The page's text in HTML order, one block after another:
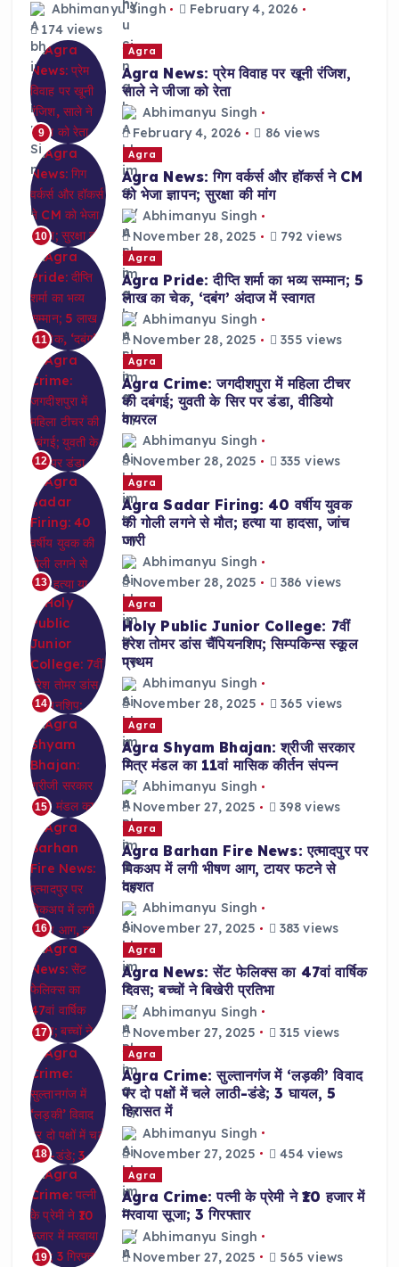
Abhimanyu Singh
February 4, 2026
174 views
9
Agra
Agra News: प्रेम विवाह पर खूनी रंजिश,
साले ने जीजा को रेता
Abhimanyu Singh
February 4, 2026
86 views
10
Agra
Agra News: गिग वर्कर्स और हॉकर्स ने CM
को भेजा ज्ञापन; सुरक्षा की मांग
Abhimanyu Singh
November 28, 2025
792 views
11
Agra
Agra Pride: दीप्ति शर्मा का भव्य सम्मान; 5
लाख का चेक, ‘दबंग’ अंदाज में स्वागत
Abhimanyu Singh
November 28, 2025
355 views
12
Agra
Agra Crime: जगदीशपुरा में महिला टीचर
की दबंगई; युवती के सिर पर डंडा, वीडियो
वायरल
Abhimanyu Singh
November 28, 2025
335 views
13
Agra
Agra Sadar Firing: 40 वर्षीय युवक
की गोली लगने से मौत; हत्या या हादसा, जांच
जारी
Abhimanyu Singh
November 28, 2025
386 views
14
Agra
Holy Public Junior College: 7वीं
हरेश तोमर डांस चैंपियनशिप; सिम्पकिन्स स्कूल
प्रथम
Abhimanyu Singh
November 28, 2025
365 views
15
Agra
Agra Shyam Bhajan: श्रीजी सरकार
मित्र मंडल का 11वां मासिक कीर्तन संपन्न
Abhimanyu Singh
November 27, 2025
398 views
16
Agra
Agra Barhan Fire News: एत्मादपुर पर
पिकअप में लगी भीषण आग, टायर फटने से
दहशत
Abhimanyu Singh
November 27, 2025
383 views
17
Agra
Agra News: सेंट फेलिक्स का 47वां वार्षिक
दिवस; बच्चों ने बिखेरी प्रतिभा
Abhimanyu Singh
November 27, 2025
315 views
18
Agra
Agra Crime: सुल्तानगंज में ‘लड़की’ विवाद
पर दो पक्षों में चले लाठी-डंडे; 3 घायल, 5
हिरासत में
Abhimanyu Singh
November 27, 2025
454 views
19
Agra
Agra Crime: पत्नी के प्रेमी ने ₹10 हजार में
मरवाया सूजा; 3 गिरफ्तार
Abhimanyu Singh
November 27, 2025
565 views